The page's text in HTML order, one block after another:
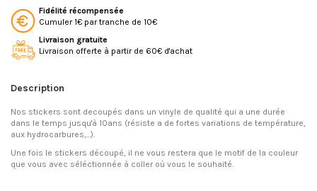
Fidélité récompensée
Cumuler 1€ par tranche de 10€
Livraison gratuite
Livraison offerte à partir de 60€ d'achat
Description
Nos stickers sont decoupés dans un vinyle de qualité qui a une durée
dans le temps jusqu'à 10ans (résiste a de fortes variations de température,
aux hydrocarbures,...).
Une fois le stickers découpé, il ne vous restera que le motif de la couleur
que vous avec séléctionnée à coller où vous le souhaité.